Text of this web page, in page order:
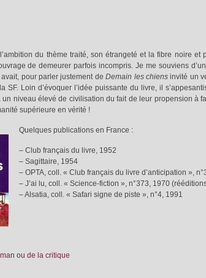
du thème traité, son étrangeté et la fibre noire et
de demeurer parfois incompris. Je me souviens
pour parler justement deDemain les chiens invité un
SF. Loin d’évoquer l’idée puissante du livre, il
un niveau élevé de civilisation du fait de leur propension à
supérieure en vérité !
Quelques publications en France :
– Club français du livre, 1952
– Sagittaire, 1954
– OPTA, coll. « Club français du livre d’anticipation »,
– J’ai lu, coll. « Science-fiction », n°373, 1970
– Alsatia, coll. « Safari signe de piste », n°4, 1991
ou de la critique